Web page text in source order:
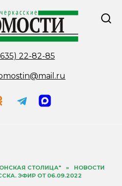
22-82-85
СТОЛИЦА" »
НОВОСТИ
ЭФИР ОТ 06.09.2022